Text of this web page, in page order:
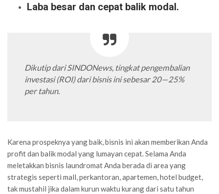
Laba besar dan cepat balik modal.
Dikutip dari SINDONews, tingkat pengembalian
investasi (ROI) dari bisnis ini sebesar 20—25%
per tahun.
Karena prospeknya yang baik, bisnis ini akan memberikan Anda
profit dan balik modal yang lumayan cepat. Selama Anda
meletakkan bisnis laundromat Anda berada di area yang
strategis seperti mall, perkantoran, apartemen, hotel budget,
tak mustahil jika dalam kurun waktu kurang dari satu tahun